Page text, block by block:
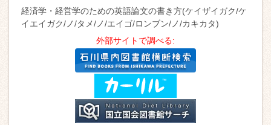
経済学・経営学のための英語論文の書き方(ケイザイガク/ケ
イエイガク/ノ/タメ/ノ/エイゴ/ロンブン/ノ/カキカタ)
外部サイトで調べる: